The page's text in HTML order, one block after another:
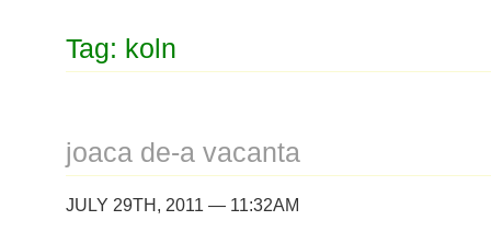
Tag: koln
joaca de-a vacanta
JULY 29TH, 2011 — 11:32AM